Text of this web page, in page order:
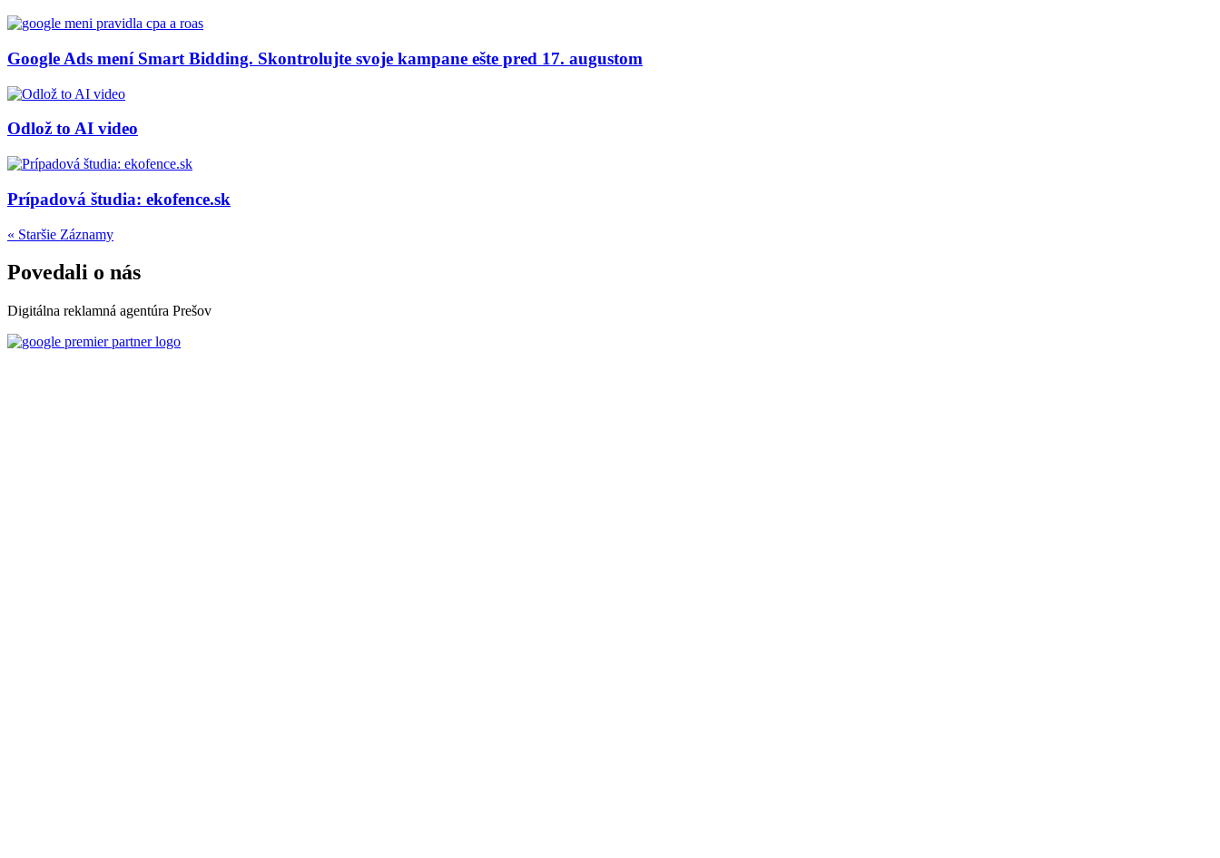
Google Ads mení Smart Bidding. Skontrolujte svoje kampane ešte pred 17. augustom
Odlož to AI video
Prípadová študia: ekofence.sk
« Staršie Záznamy
Povedali o nás
Digitálna reklamná agentúra Prešov